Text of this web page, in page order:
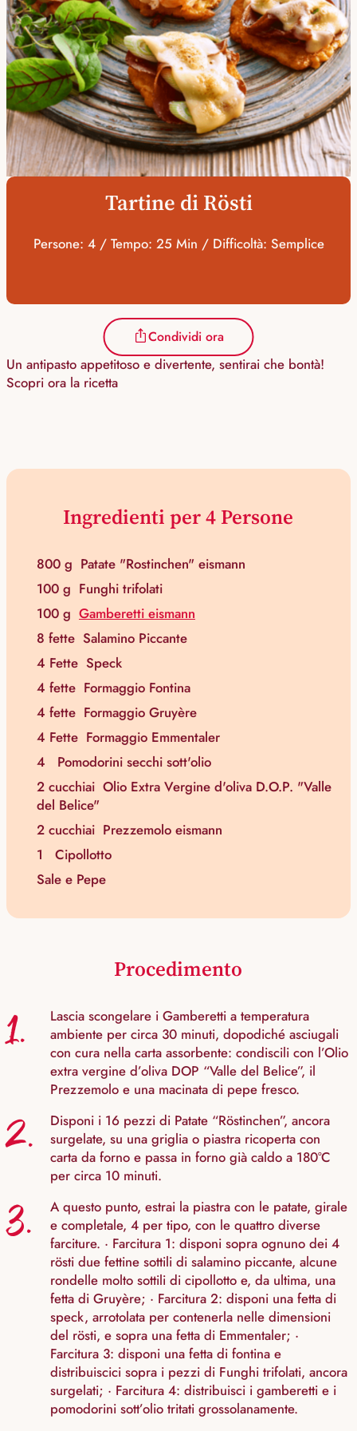
Tartine di Rösti
Persone: 4 / Tempo: 25 Min / Difficoltà: Semplice
Condividi ora
Un antipasto appetitoso e divertente, sentirai che bontà!
Scopri ora la ricetta
Ingredienti per 4 Persone
800 g Patate "Rostinchen" eismann
100 g Funghi trifolati
100 g Gamberetti eismann
8 fette Salamino Piccante
4 Fette Speck
4 fette Formaggio Fontina
4 fette Formaggio Gruyère
4 Fette Formaggio Emmentaler
4
Pomodorini secchi sott'olio
2 cucchiai Olio Extra Vergine d'oliva D.O.P. "Valle
del Belice"
2 cucchiai Prezzemolo eismann
1
Cipollotto
Sale e Pepe
Procedimento
1.
Lascia scongelare i Gamberetti a temperatura
ambiente per circa 30 minuti, dopodiché asciugali
con cura nella carta assorbente: condiscili con l’Olio
extra vergine d’oliva DOP “Valle del Belice”, il
Prezzemolo e una macinata di pepe fresco.
2.
Disponi i 16 pezzi di Patate “Röstinchen”, ancora
surgelate, su una griglia o piastra ricoperta con
carta da forno e passa in forno già caldo a 180°C
per circa 10 minuti.
3.
A questo punto, estrai la piastra con le patate, girale
e completale, 4 per tipo, con le quattro diverse
farciture. · Farcitura 1: disponi sopra ognuno dei 4
rösti due fettine sottili di salamino piccante, alcune
rondelle molto sottili di cipollotto e, da ultima, una
fetta di Gruyère; · Farcitura 2: disponi una fetta di
speck, arrotolata per contenerla nelle dimensioni
del rösti, e sopra una fetta di Emmentaler; ·
Farcitura 3: disponi una fetta di fontina e
distribuiscici sopra i pezzi di Funghi trifolati, ancora
surgelati; · Farcitura 4: distribuisci i gamberetti e i
pomodorini sott’olio tritati grossolanamente.